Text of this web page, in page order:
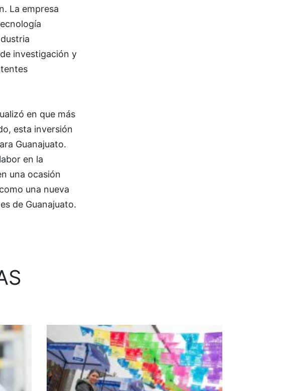
La empresa
investigación y
en que más
esta inversión
Guanajuato.
en la
una ocasión
una nueva
de Guanajuato.